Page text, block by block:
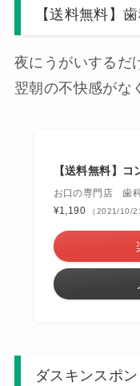
【送料無料】
夜にうがいするだ
翌朝の不快感がな
【送料無料】
お口の専門店 歯
¥1,190
（2021/10/
ダスキンスポン